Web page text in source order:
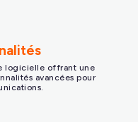
les usages
logicielle offrant une
avancées pour